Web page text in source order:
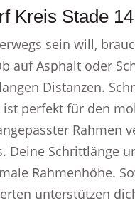
Kreis Stade
sein will,
auf Asphalt oder
Distanzen.
perfekt für den
Rahmen
Deine Schrittlänge
Rahmenhöhe.
unterstützen